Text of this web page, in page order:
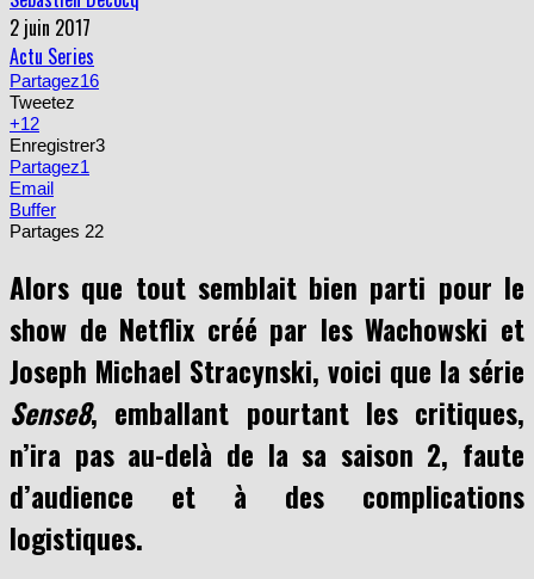
Actu Series
Partagez16
Tweetez
+12
Enregistrer
Partagez1
Email
Buffer
Partages
show de Netflix créé par les Wachowski et
Joseph Michael Stracynski, voici que la série
Sense8 , emballant pourtant les critiques,
n’ira pas au-delà de la sa saison 2, faute
d’audience et à des complications
logistiques.